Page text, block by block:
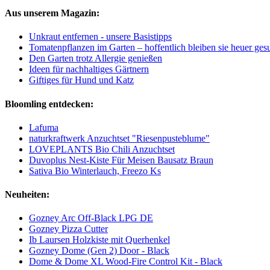
Aus unserem Magazin:
Unkraut entfernen - unsere Basistipps
Tomatenpflanzen im Garten – hoffentlich bleiben sie heuer
Den Garten trotz Allergie genießen
Ideen für nachhaltiges Gärtnern
Giftiges für Hund und Katz
Bloomling entdecken:
Lafuma
naturkraftwerk Anzuchtset "Riesenpusteblume"
LOVEPLANTS Bio Chili Anzuchtset
Duvoplus Nest-Kiste Für Meisen Bausatz Braun
Sativa Bio Winterlauch, Freezo Ks
Neuheiten:
Gozney Arc Off-Black LPG DE
Gozney Pizza Cutter
Ib Laursen Holzkiste mit Querhenkel
Gozney Dome (Gen 2) Door - Black
Dome & Dome XL Wood-Fire Control Kit - Black